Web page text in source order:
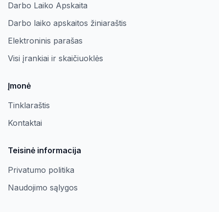
Darbo Laiko Apskaita
Darbo laiko apskaitos žiniaraštis
Elektroninis parašas
Visi įrankiai ir skaičiuoklės
Įmonė
Tinklaraštis
Kontaktai
Teisinė informacija
Privatumo politika
Naudojimo sąlygos